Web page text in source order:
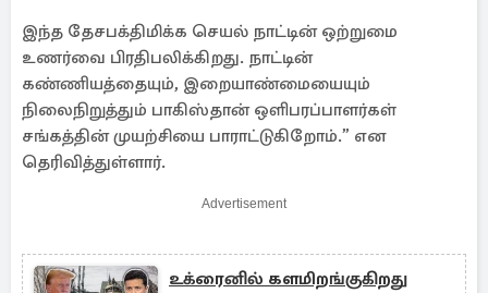
இந்த தேசபக்திமிக்க செயல் நாட்டின் ஒற்றுமை
உணர்வை பிரதிபலிக்கிறது. நாட்டின்
கண்ணியத்தையும், இறையாண்மையையும்
நிலைநிறுத்தும் பாகிஸ்தான் ஒளிபரப்பாளர்கள்
சங்கத்தின் முயற்சியை பாராட்டுகிறோம்.” என
தெரிவித்துள்ளார்.
Advertisement
உக்ரைனில் களமிறங்குகிறது